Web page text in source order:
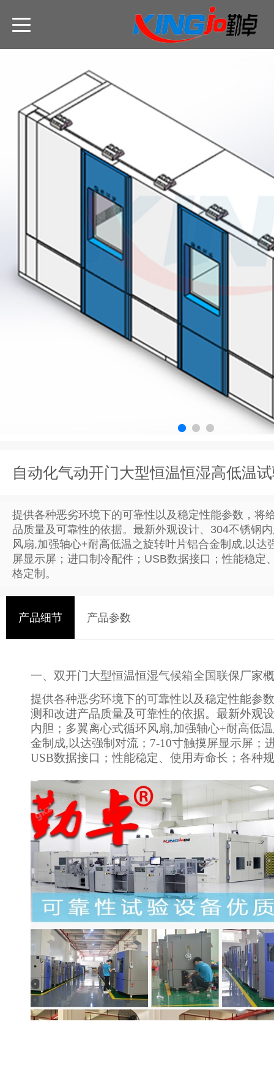
自动化气动开门大型恒温恒湿高低温
提供各种恶劣环境下的可靠性以及稳定性能参数，将
品质量及可靠性的依据。最新外观设计、304不锈钢
风扇,加强轴心+耐高低温之旋转叶片铝合金制成,以达
屏显示屏；进口制冷配件；USB数据接口；性能稳定
格定制。
产品细节 产品参数
一、 双开门大型恒温恒湿气候箱全国联保厂家
提供各种恶劣环境下的可靠性以及稳定性能参
测和改进产品质量及可靠性的依据。最新外观
内胆；多翼离心式循环风扇,加强轴心+耐高低
金制成,以达强制对流；7-10寸触摸屏显示屏；
USB数据接口；性能稳定、使用寿命长；各种